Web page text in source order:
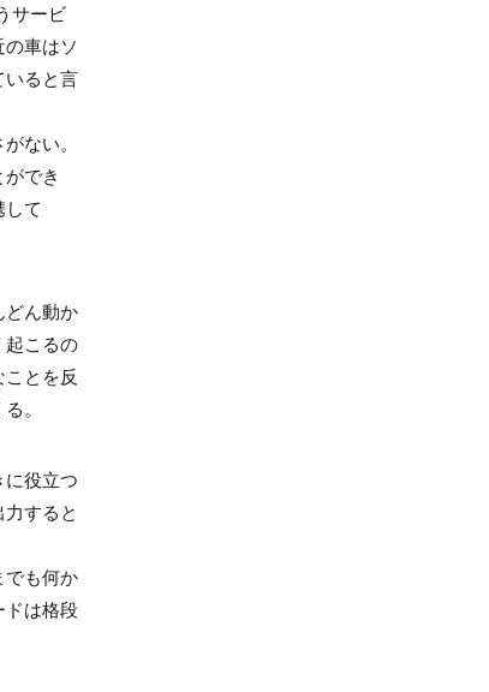
サービ
車はソ
いると言
ない。
でき
て
どん動か
起こるの
とを反
。
役立つ
すると
でも何か
ドは格段